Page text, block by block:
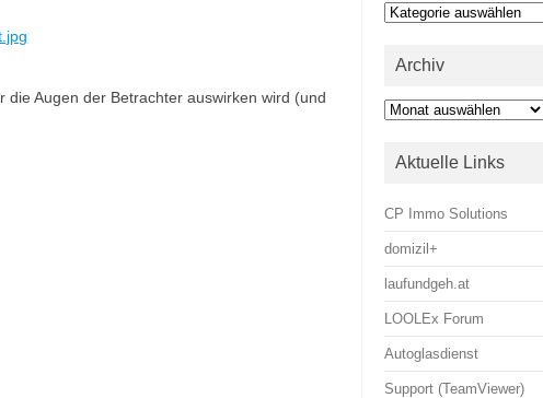
Augen der Betrachter auswirken wird (und
Kategorien
Archiv
Archiv
Aktuelle Links
CP Immo Solutions
domizil+
laufundgeh.at
LOOLEx Forum
Autoglasdienst
Support (TeamViewer)